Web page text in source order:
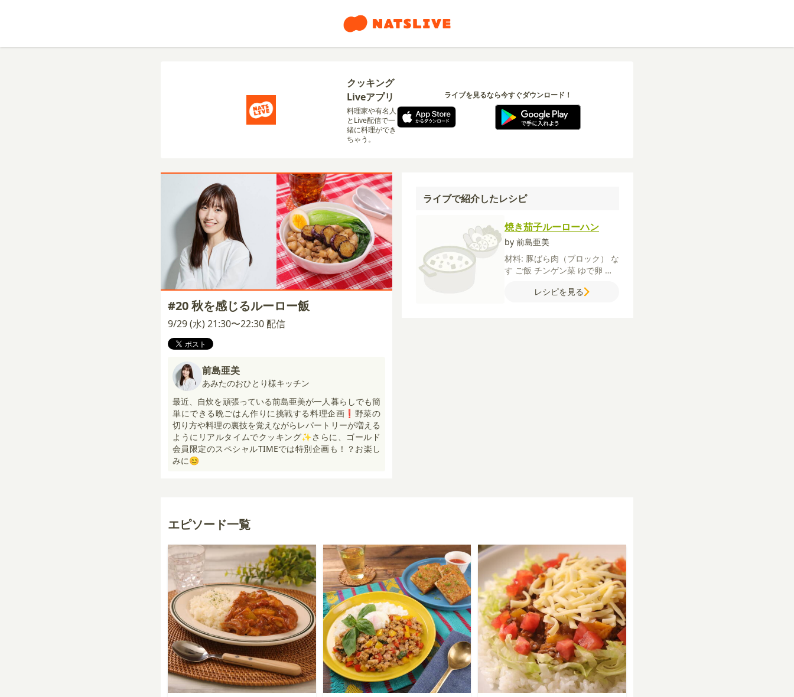
クッキング
Liveアプリ
料理家や有名人
とLive配信で一
緒に料理ができ
ちゃう。
ライブを見るなら今すぐダウンロード！
#20 秋を感じるルーロー飯
9/29 (水) 21:30〜22:30 配信
前島亜美
あみたのおひとり様キッチン
最近、自炊を頑張っている前島亜美が一人暮らしでも簡
単にできる晩ごはん作りに挑戦する料理企画❗野菜の
切り方や料理の裏技を覚えながらレパートリーが増える
ようにリアルタイムでクッキング✨さらに、ゴールド
会員限定のスペシャルTIMEでは特別企画も！？お楽し
みに😊
ライブで紹介したレシピ
焼き茄子ルーローハン
by 前島亜美
材料: 豚ばら肉（ブロック） な
す ご飯 チンゲン菜 ゆで卵 塩
オイスターソース【A】
レシピを見る
エピソード一覧